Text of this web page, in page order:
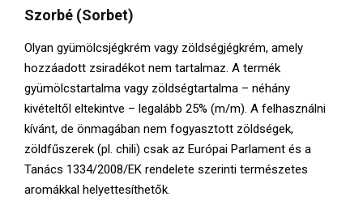
Szorbé (Sorbet)
Olyan gyümölcsjégkrém vagy zöldségjégkrém, amely
hozzáadott zsiradékot nem tartalmaz. A termék
gyümölcstartalma vagy zöldségtartalma – néhány
kivételtől eltekintve – legalább 25% (m/m). A felhasználni
kívánt, de önmagában nem fogyasztott zöldségek,
zöldfűszerek (pl. chili) csak az Európai Parlament és a
Tanács 1334/2008/EK rendelete szerinti természetes
aromákkal helyettesíthetők.